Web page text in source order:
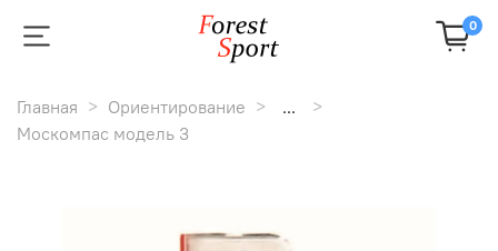
0
Главная Ориентирование
...
Москомпас модель 3